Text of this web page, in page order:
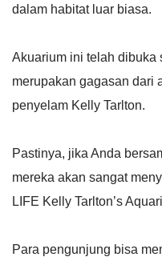
dalam habitat luar biasa.
Akuarium ini telah dibuka
merupakan gagasan dari
penyelam Kelly Tarlton.
Pastinya, jika Anda
mereka akan sangat
LIFE Kelly Tarlton’s
Para pengunjung bisa